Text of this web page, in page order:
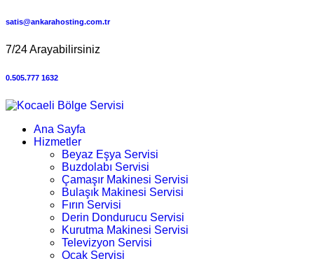
satis@ankarahosting.com.tr
7/24 Arayabilirsiniz
0.505.777 1632
Ana Sayfa
Hizmetler
Beyaz Eşya Servisi
Buzdolabı Servisi
Çamaşır Makinesi Servisi
Bulaşık Makinesi Servisi
Fırın Servisi
Derin Dondurucu Servisi
Kurutma Makinesi Servisi
Televizyon Servisi
Ocak Servisi